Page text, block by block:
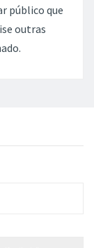
público que
outras